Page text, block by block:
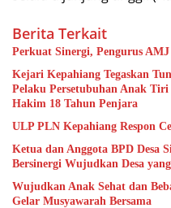
Berita Terkait
Perkuat Sinergi, Pengurus
Kejari Kepahiang Tegaskan
Pelaku Persetubuhan Anak
Hakim 18 Tahun Penjara
ULP PLN Kepahiang Respon
Ketua dan Anggota BPD Desa
Bersinergi Wujudkan Desa
Wujudkan Anak Sehat dan
Gelar Musyawarah Bersama